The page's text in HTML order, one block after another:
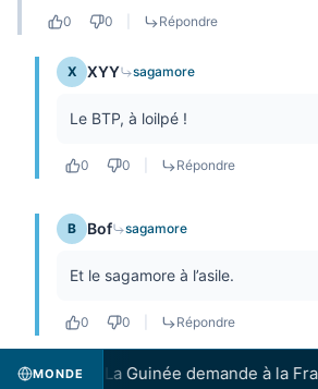
0 0 Répondre
X XYY sagamore
Le BTP, à loilpé !
0 0 Répondre
B Bof sagamore
Et le sagamore à l’asile.
0 0 Répondre
MONDE
l'armée· La Guinée demande à la